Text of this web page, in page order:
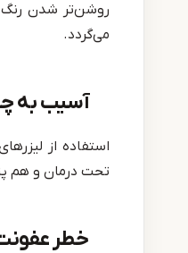
روشن‌تر شدن رنگ
می‌گردد.
آسیب به
استفاده از
تحت درمان و هم
خطر